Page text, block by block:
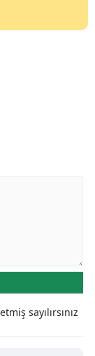
sayılırsınız